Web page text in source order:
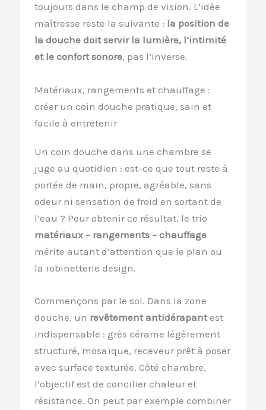
toujours dans le champ de vision. L’idée
maîtresse reste la suivante : la position de
la douche doit servir la lumière, l’intimité
et le confort sonore, pas l’inverse.
Matériaux, rangements et chauffage :
créer un coin douche pratique, sain et
facile à entretenir
Un coin douche dans une chambre se
juge au quotidien : est-ce que tout reste à
portée de main, propre, agréable, sans
odeur ni sensation de froid en sortant de
l’eau ? Pour obtenir ce résultat, le trio
matériaux – rangements – chauffage
mérite autant d’attention que le plan ou
la robinetterie design.
Commençons par le sol. Dans la zone
douche, un revêtement antidérapantest
indispensable : grès cérame légèrement
structuré, mosaïque, receveur prêt à poser
avec surface texturée. Côté chambre,
l’objectif est de concilier chaleur et
résistance. On peut par exemple combiner